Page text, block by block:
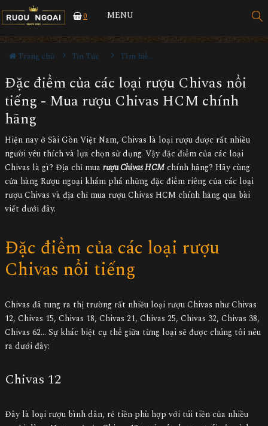
0 MENU
Trang chủ Tin Tức Tìm hiểu về rượu
Đặc điểm của các loại rượu Chivas nổi
tiếng - Mua rượu Chivas HCM chính
hãng
Hiện nay ở Sài Gòn Việt Nam, Chivas là loại rượu được rất nhiều
người yêu thích và lựa chọn sử dụng. Vậy đặc điểm của các loại
Chivas là gì? Địa chỉ mua rượu Chivas HCMchính hãng? Hãy cùng
cửa hàng Rượu ngoại khám phá những đặc điểm riêng của các loại
rượu Chivas và địa chỉ mua rượu Chivas HCM chính hãng qua bài
viết dưới đây.
Đặc điểm của các loại rượu
Chivas nổi tiếng
Chivas đã tung ra thị trường rất nhiều loại rượu Chivas như Chivas
12, Chivas 15, Chivas 18, Chivas 21, Chivas 25, Chivas 32, Chivas 38,
Chivas 62… Sự khác biệt cụ thể giữa từng loại sẽ được chúng tôi nêu
ra dưới đây:
Chivas 12
Đây là loại rượu bình dân, rẻ tiền phù hợp với túi tiền của nhiều